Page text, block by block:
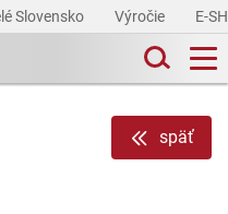
Slovensko Výročie E-
späť